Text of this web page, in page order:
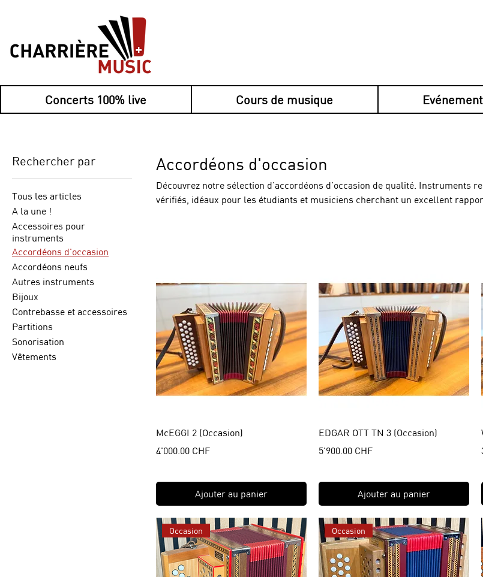
Concerts 100% live Cours de musique
Rechercher par
Tous les articles
A la une !
Accessoires pour
instruments
Accordéons d'occasion
Accordéons neufs
Autres instruments
Bijoux
Contrebasse et accessoires
Partitions
Sonorisation
Vêtements
Accordéons d'occasion
Découvrez notre sélection d'accordéons d'occasion de qualité. Instruments
vérifiés, idéaux pour les étudiants et musiciens cherchant un excellent
McEGGI 2 (Occasion)
Prix
4'000.00 CHF
Ajouter au panier
EDGAR OTT TN 3 (Occasion)
Prix
5'900.00 CHF
Ajouter au panier
Occasion Occasion